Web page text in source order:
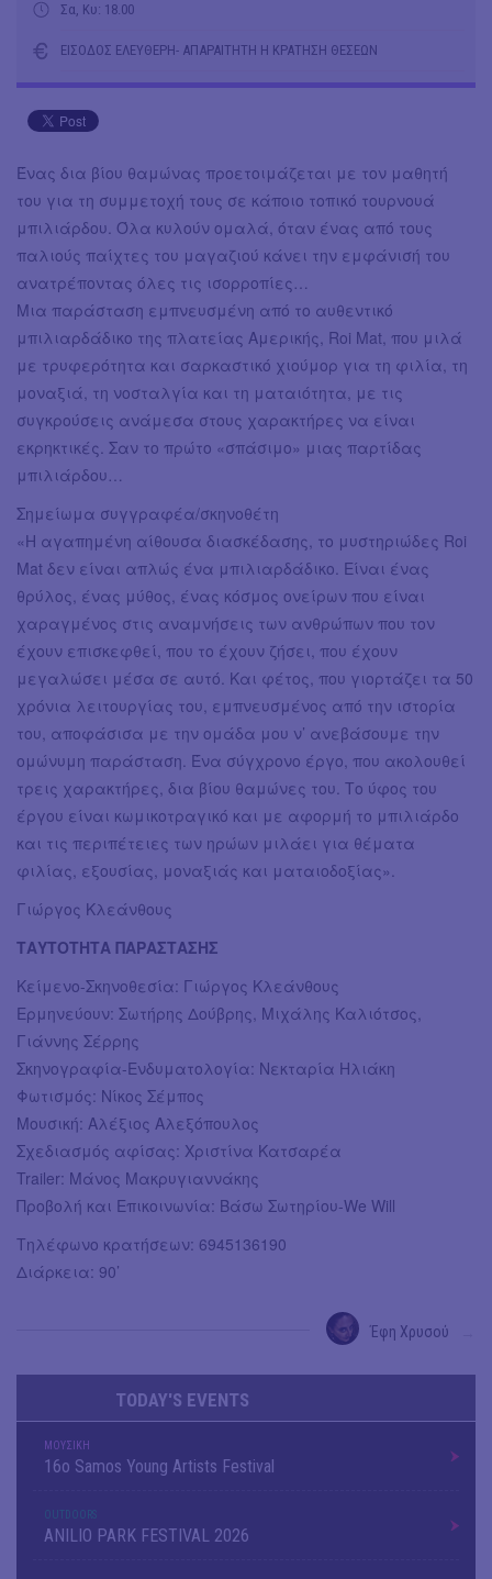
Σα, Κυ: 18.00
ΕΙΣΟΔΟΣ ΕΛΕΥΘΕΡΗ- ΑΠΑΡΑΙΤΗΤΗ Η ΚΡΑΤΗΣΗ ΘΕΣΕΩΝ
Ένας δια βίου θαμώνας προετοιμάζεται με τον μαθητή
του για τη συμμετοχή τους σε κάποιο τοπικό τουρνουά
μπιλιάρδου. Όλα κυλούν ομαλά, όταν ένας από τους
παλιούς παίχτες του μαγαζιού κάνει την εμφάνισή του
ανατρέποντας όλες τις ισορροπίες…
Μια παράσταση εμπνευσμένη από το αυθεντικό
μπιλιαρδάδικο της πλατείας Αμερικής, Roi Mat, που μιλά
με τρυφερότητα και σαρκαστικό χιούμορ για τη φιλία, τη
μοναξιά, τη νοσταλγία και τη ματαιότητα, με τις
συγκρούσεις ανάμεσα στους χαρακτήρες να είναι
εκρηκτικές. Σαν το πρώτο «σπάσιμο» μιας παρτίδας
μπιλιάρδου…
Σημείωμα συγγραφέα/σκηνοθέτη
«Η αγαπημένη αίθουσα διασκέδασης, το μυστηριώδες Roi
Mat δεν είναι απλώς ένα μπιλιαρδάδικο. Είναι ένας
θρύλος, ένας μύθος, ένας κόσμος ονείρων που είναι
χαραγμένος στις αναμνήσεις των ανθρώπων που τον
έχουν επισκεφθεί, που το έχουν ζήσει, που έχουν
μεγαλώσει μέσα σε αυτό. Και φέτος, που γιορτάζει τα 50
χρόνια λειτουργίας του, εμπνευσμένος από την ιστορία
του, αποφάσισα με την ομάδα μου ν’ ανεβάσουμε την
ομώνυμη παράσταση. Ένα σύγχρονο έργο, που ακολουθεί
τρεις χαρακτήρες, δια βίου θαμώνες του. Το ύφος του
έργου είναι κωμικοτραγικό και με αφορμή το μπιλιάρδο
και τις περιπέτειες των ηρώων μιλάει για θέματα
φιλίας, εξουσίας, μοναξιάς και ματαιοδοξίας».
Γιώργος Κλεάνθους
ΤΑΥΤΟΤΗΤΑ ΠΑΡΑΣΤΑΣΗΣ
Κείμενο-Σκηνοθεσία: Γιώργος Κλεάνθους
Ερμηνεύουν: Σωτήρης Δούβρης, Μιχάλης Καλιότσος,
Γιάννης Σέρρης
Σκηνογραφία-Ενδυματολογία: Νεκταρία Ηλιάκη
Φωτισμός: Νίκος Σέμπος
Μουσική: Αλέξιος Αλεξόπουλος
Σχεδιασμός αφίσας: Χριστίνα Κατσαρέα
Trailer: Μάνος Μακρυγιαννάκης
Προβολή και Επικοινωνία: Βάσω Σωτηρίου-We Will
Τηλέφωνο κρατήσεων: 6945136190
Διάρκεια: 90’
Έφη Χρυσού
TODAY'S EVENTS
ΜΟΥΣΙΚΗ
16o Samos Young Artists Festival
OUTDΟORS
ANILIO PARK FESTIVAL 2026